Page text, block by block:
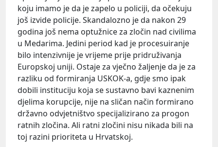
koju imamo je da je zapelo u policiji, da očekuju
još izvide policije. Skandalozno je da nakon 29
godina još nema optužnice za zločin nad civilima
u Medarima. Jedini period kad je procesuiranje
bilo intenzivnije je vrijeme prije pridruživanja
Europskoj uniji. Ostaje za vječno žaljenje da je za
razliku od formiranja USKOK-a, gdje smo ipak
dobili instituciju koja se sustavno bavi kaznenim
djelima korupcije, nije na sličan način formirano
državno odvjetništvo specijalizirano za progon
ratnih zločina. Ali ratni zločini nisu nikada bili na
toj razini prioriteta u Hrvatskoj.